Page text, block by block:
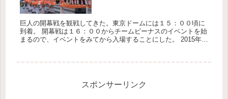
巨人の開幕戦を観戦してきた。東京ドームには１５：００頃に
到着。 開幕戦は１６：００からチームビーナスのイベントを始
まるので、イベントをみてから入場することにした。 2015年の
スポンサーリンク